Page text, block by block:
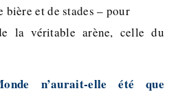
bière et de stades – pour
la véritable arène, celle du
n’aurait-elle été que